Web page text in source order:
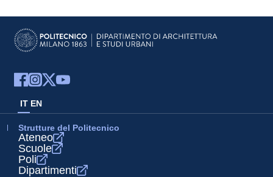
IT EN
Strutture del Politecnico
Ateneo
Scuole
Poli
Dipartimenti